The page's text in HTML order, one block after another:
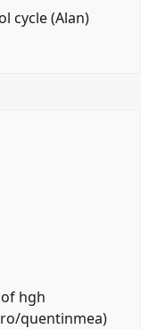
cycle (Alan)
hgh
quentinmea)